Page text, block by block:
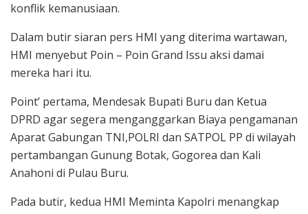
konflik kemanusiaan.
Dalam butir siaran pers HMI yang diterima wartawan,
HMI menyebut Poin – Poin Grand Issu aksi damai
mereka hari itu.
Point’ pertama, Mendesak Bupati Buru dan Ketua
DPRD agar segera menganggarkan Biaya pengamanan
Aparat Gabungan TNI,POLRI dan SATPOL PP di wilayah
pertambangan Gunung Botak, Gogorea dan Kali
Anahoni di Pulau Buru.
Pada butir, kedua HMI Meminta Kapolri menangkap